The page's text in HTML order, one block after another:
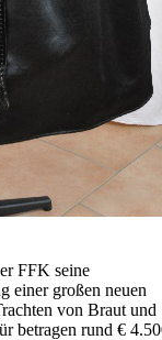
FFK seine
einer großen neuen
von Braut und
betragen rund €